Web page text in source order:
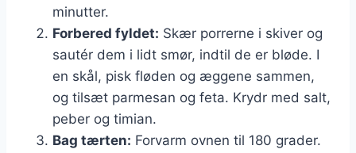
minutter.
Forbered fyldet: Skær porrerne i skiver og
sautér dem i lidt smør, indtil de er bløde. I
en skål, pisk fløden og æggene sammen,
og tilsæt parmesan og feta. Krydr med salt,
peber og timian.
Bag tærten: Forvarm ovnen til 180 grader.